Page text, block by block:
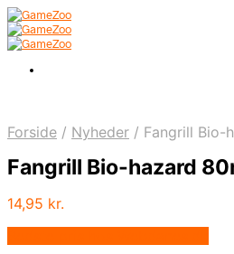
Forside / Nyheder / Fangrill Bio-
Fangrill Bio-hazard
14,95 kr.